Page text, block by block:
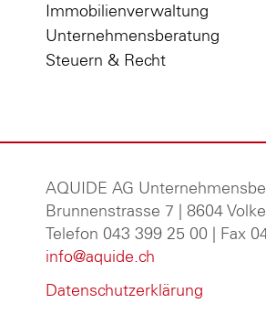
Immobilienverwaltung
Unternehmensberatung
Steuern & Recht
AQUIDE AG
Brunnenstrasse 7 | 8604
Telefon 043 399 25 00 | Fax
info@aquide.ch
Datenschutzerklärung